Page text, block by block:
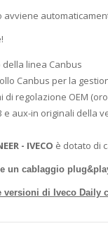
linea Canbus
Canbus per la
di regolazione OEM
e aux-in originali della
- IVECO è dotato di
un cablaggio
versioni di Iveco Daily